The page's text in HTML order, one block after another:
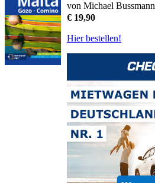
von Michael Bussmann
€ 19,90
Hier bestellen!